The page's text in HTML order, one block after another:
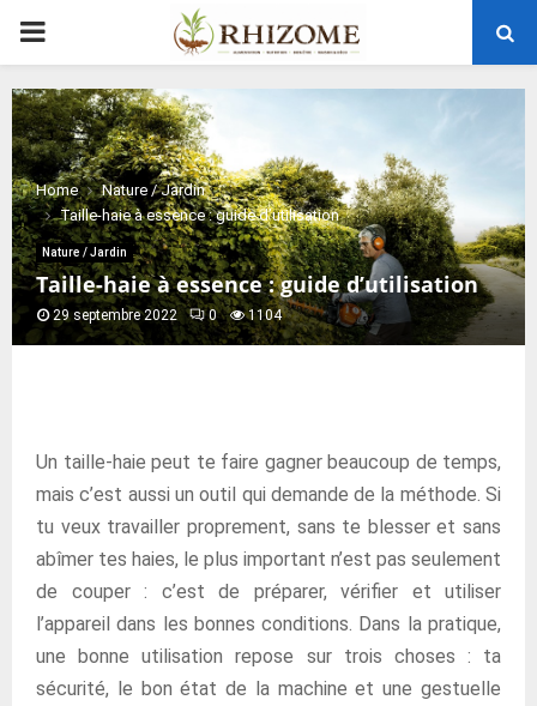
PRIMARY
MENU
Home
Nature / Jardin
Taille-haie à essence : guide d’utilisation
Nature / Jardin
Taille-haie à essence : guide d’utilisation
29 septembre 2022 0 1104
Un taille-haie peut te faire gagner beaucoup de temps,
mais c’est aussi un outil qui demande de la méthode. Si
tu veux travailler proprement, sans te blesser et sans
abîmer tes haies, le plus important n’est pas seulement
de couper : c’est de préparer, vérifier et utiliser
l’appareil dans les bonnes conditions. Dans la pratique,
une bonne utilisation repose sur trois choses : ta
sécurité, le bon état de la machine et une gestuelle